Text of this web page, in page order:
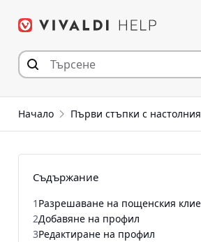
към съдържанието
Начало Първи стъпки с
Съдържание
1 Разрешаване на пощенския
2Добавяне на профил
3Редактиране на профил